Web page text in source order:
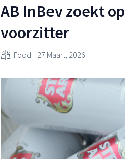
AB InBev zoekt
voorzitter
Food 27 Maart, 2026